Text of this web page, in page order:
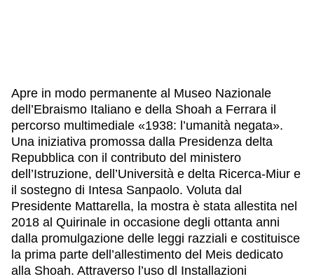
Apre in modo permanente al Museo Nazionale
dell’Ebraismo Italiano e della Shoah a Ferrara il
percorso multimediale «1938: l’umanità negata».
Una iniziativa promossa dalla Presidenza delta
Repubblica con il contributo del ministero
dell’Istruzione, dell’Università e delta Ricerca-Miur e
il sostegno di Intesa Sanpaolo. Voluta dal
Presidente Mattarella, la mostra è stata allestita nel
2018 al Quirinale in occasione degli ottanta anni
dalla promulgazione delle leggi razziali e costituisce
la prima parte dell’allestimento del Meis dedicato
alla Shoah. Attraverso l’uso dl Installazioni